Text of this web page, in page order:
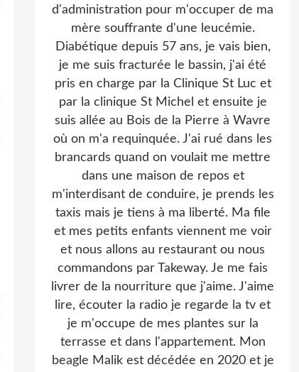
d'administration pour m'occuper de ma
mère souffrante d'une leucémie.
Diabétique depuis 57 ans, je vais bien,
je me suis fracturée le bassin, j'ai été
pris en charge par la Clinique St Luc et
par la clinique St Michel et ensuite je
suis allée au Bois de la Pierre à Wavre
où on m'a requinquée. J'ai rué dans les
brancards quand on voulait me mettre
dans une maison de repos et
m'interdisant de conduire, je prends les
taxis mais je tiens à ma liberté. Ma file
et mes petits enfants viennent me voir
et nous allons au restaurant ou nous
commandons par Takeway. Je me fais
livrer de la nourriture que j'aime. J'aime
lire, écouter la radio je regarde la tv et
je m'occupe de mes plantes sur la
terrasse et dans l'appartement. Mon
beagle Malik est décédée en 2020 et je